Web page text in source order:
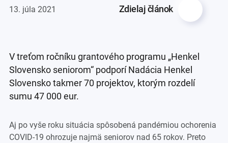
13. júla 2021 Zdielaj článok
V treťom ročníku grantového programu „Henkel
Slovensko seniorom“ podporí Nadácia Henkel
Slovensko takmer 70 projektov, ktorým rozdelí
sumu 47 000 eur.
Aj po vyše roku situácia spôsobená pandémiou ochorenia
COVID-19 ohrozuje najmä seniorov nad 65 rokov. Preto